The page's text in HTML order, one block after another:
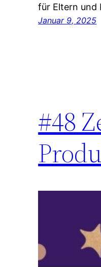
für Eltern und
Januar 9, 2025
#48